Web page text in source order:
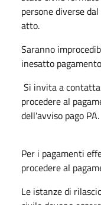
persone diverse
atto.
Saranno
inesatto
Si invita a
procedere al
dell'avviso pago PA.
Per i pagamenti
procedere al
Le istanze di